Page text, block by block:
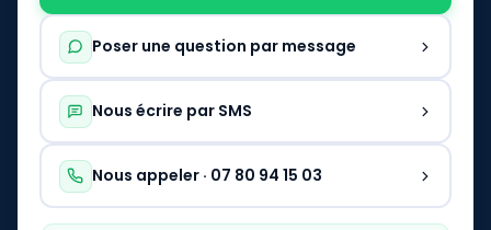
Poser une question par message
Nous écrire par SMS
Nous appeler · 07 80 94 15 03
Souscrire un abonnement
HÉBERGEMENT
RGPD · serveurs en France
© 2026 MC TRACKER. Tous droits réservés.
Mentions légales